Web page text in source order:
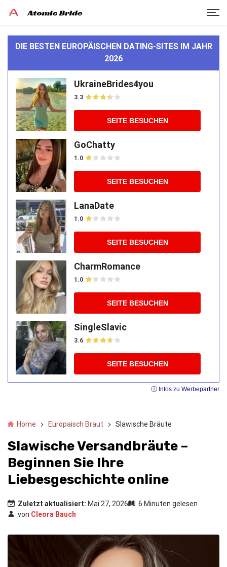
Home Europaisch Braut Slawische Bräute
Slawische Versandbräute –
Beginnen Sie Ihre
Liebesgeschichte online
Zuletzt aktualisiert: Mai 27, 2026
6 Minuten gelesen
von Cleora Bauch
DIE BESTEN EUROPÄISCHEN DATING-SITES IM JAHR
2026
UkraineBrides4you
3.3
SEITE BESUCHEN
GoChatty
1.0
SEITE BESUCHEN
LanaDate
1.0
SEITE BESUCHEN
CharmRomance
1.0
SEITE BESUCHEN
SingleSlavic
3.6
SEITE BESUCHEN
ⓘ Infos zu Werbepartner